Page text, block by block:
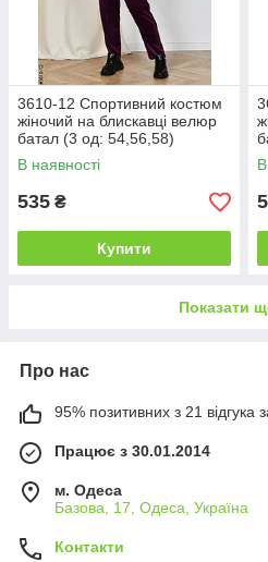
3610-12 Спортивний костюм
жіночий на блискавці велюр
батал (3 од: 54,56,58)
В наявності
535 ₴
Купити
Показати
Про нас
95% позитивних з 21 відгука
Працює з 30.01.2014
м. Одеса
Базова, 17, Одеса, Україна
Контакти